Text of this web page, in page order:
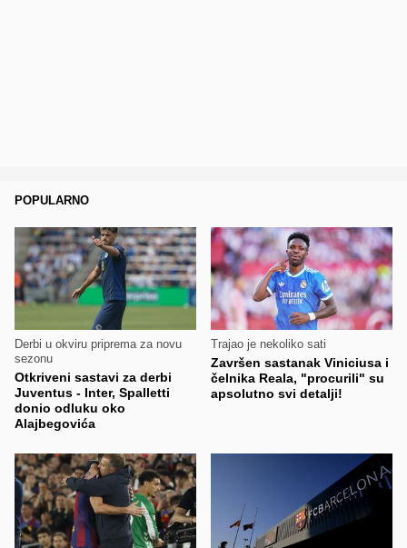
POPULARNO
Derbi u okviru priprema za novu
sezonu
Otkriveni sastavi za derbi
Juventus - Inter, Spalletti
donio odluku oko
Alajbegovića
Trajao je nekoliko sati
Završen sastanak Viniciusa i
čelnika Reala, "procurili" su
apsolutno svi detalji!